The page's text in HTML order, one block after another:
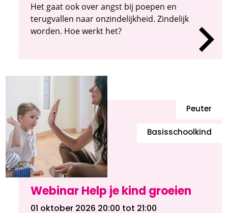
Het gaat ook over angst bij poepen en
terugvallen naar onzindelijkheid. Zindelijk
worden. Hoe werkt het?
Webinar Help je kind groeien
Peuter
Basisschoolkind
01 oktober 2026 20:00 tot 21:00